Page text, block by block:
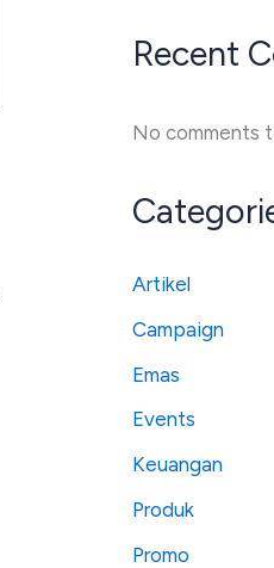
Recent
No comments
Artikel
Campaign
Emas
Events
Keuangan
Produk
Promo